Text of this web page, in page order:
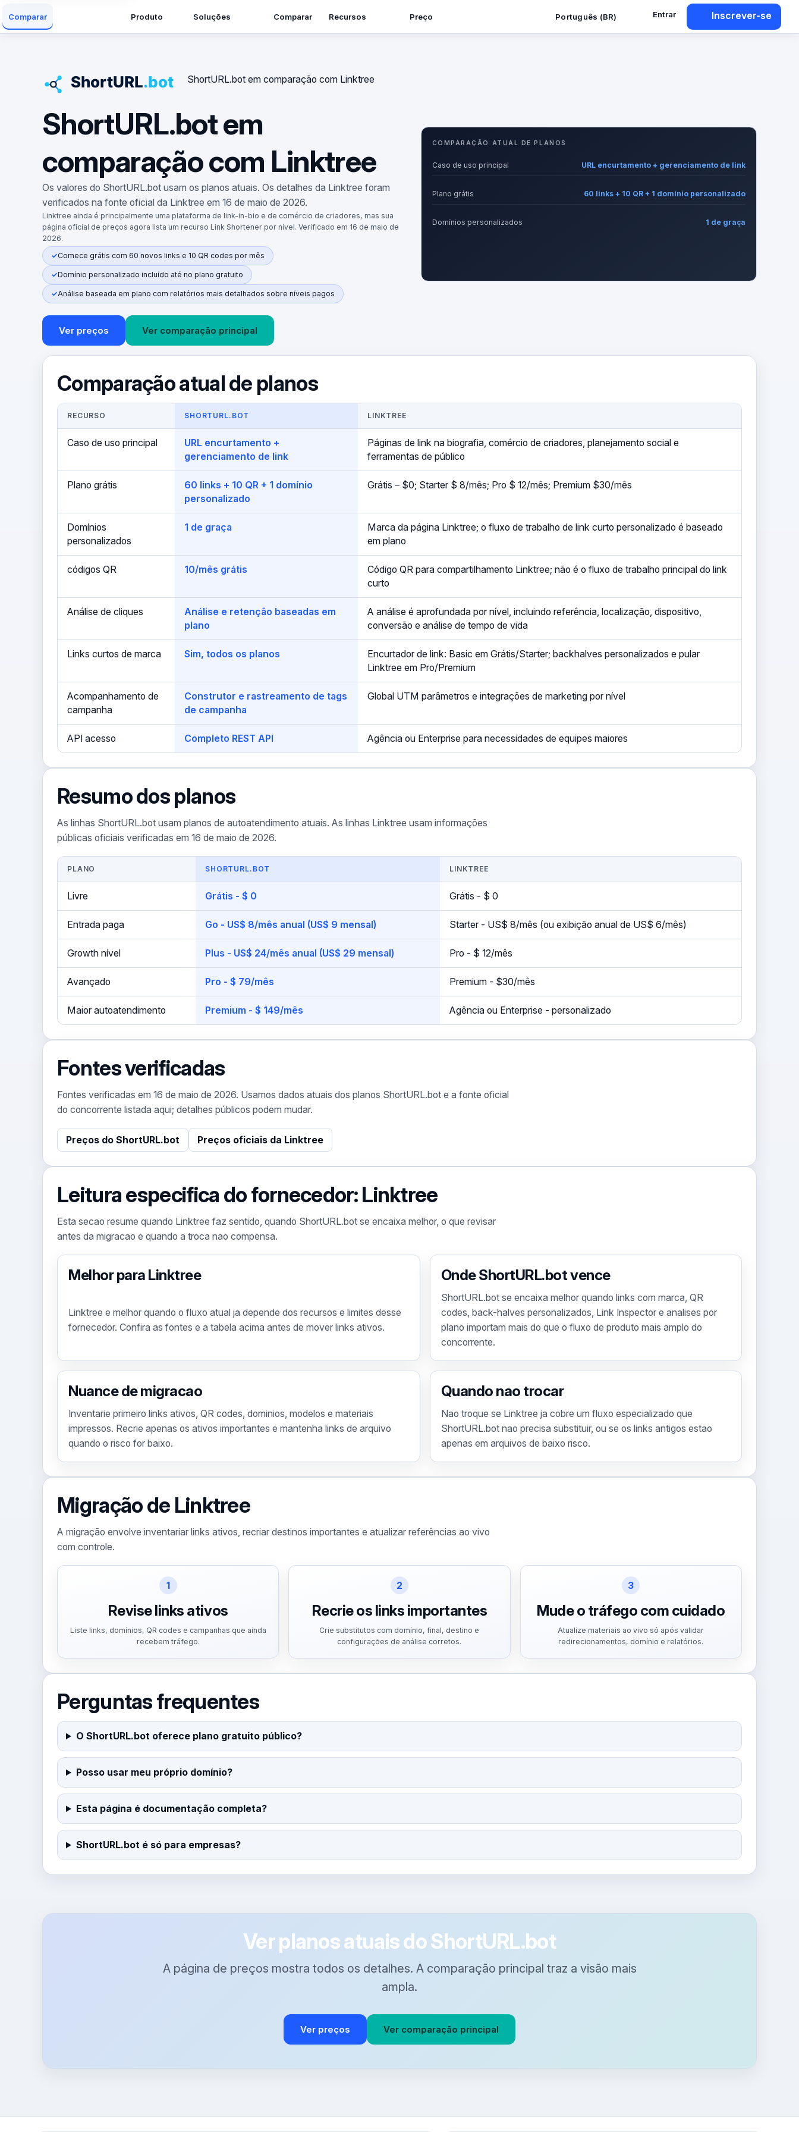
Comparar Produto Soluções Comparar Recursos Preço Português (BR) Entrar Inscrever-se
ShortURL.bot em comparação com Linktree
ShortURL.bot em
comparação com Linktree
Os valores do ShortURL.bot usam os planos atuais. Os detalhes da Linktree foram
verificados na fonte oficial da Linktree em 16 de maio de 2026.
Linktree ainda é principalmente uma plataforma de link-in-bio e de comércio de criadores, mas sua
página oficial de preços agora lista um recurso Link Shortener por nível. Verificado em 16 de maio de
2026.
Comece grátis com 60 novos links e 10 QR codes por mês
Domínio personalizado incluído até no plano gratuito
Análise baseada em plano com relatórios mais detalhados sobre níveis pagos
Ver preços Ver comparação principal
COMPARAÇÃO ATUAL DE PLANOS
Caso de uso principal URL encurtamento + gerenciamento de link
Plano grátis 60 links + 10 QR + 1 domínio personalizado
Domínios personalizados 1 de graça
Comparação atual de planos
RECURSO SHORTURL.BOT LINKTREE
Caso de uso principal
URL encurtamento +
gerenciamento de link
Páginas de link na biografia, comércio de criadores, planejamento social e
ferramentas de público
Plano grátis
60 links + 10 QR + 1 domínio
personalizado
Grátis – $0; Starter $ 8/mês; Pro $ 12/mês; Premium $30/mês
Domínios
personalizados
1 de graça
Marca da página Linktree; o fluxo de trabalho de link curto personalizado é baseado
em plano
códigos QR 10/mês grátis
Código QR para compartilhamento Linktree; não é o fluxo de trabalho principal do link
curto
Análise de cliques
Análise e retenção baseadas em
plano
A análise é aprofundada por nível, incluindo referência, localização, dispositivo,
conversão e análise de tempo de vida
Links curtos de marca Sim, todos os planos
Encurtador de link: Basic em Grátis/Starter; backhalves personalizados e pular
Linktree em Pro/Premium
Acompanhamento de
campanha
Construtor e rastreamento de tags
de campanha
Global UTM parâmetros e integrações de marketing por nível
API acesso Completo REST API Agência ou Enterprise para necessidades de equipes maiores
Resumo dos planos
As linhas ShortURL.bot usam planos de autoatendimento atuais. As linhas Linktree usam informações
públicas oficiais verificadas em 16 de maio de 2026.
PLANO SHORTURL.BOT LINKTREE
Livre Grátis - $ 0 Grátis - $ 0
Entrada paga Go - US$ 8/mês anual (US$ 9 mensal) Starter - US$ 8/mês (ou exibição anual de US$ 6/mês)
Growth nível Plus - US$ 24/mês anual (US$ 29 mensal) Pro - $ 12/mês
Avançado Pro - $ 79/mês Premium - $30/mês
Maior autoatendimento Premium - $ 149/mês Agência ou Enterprise - personalizado
Fontes verificadas
Fontes verificadas em 16 de maio de 2026. Usamos dados atuais dos planos ShortURL.bot e a fonte oficial
do concorrente listada aqui; detalhes públicos podem mudar.
Preços do ShortURL.bot Preços oficiais da Linktree
Leitura especifica do fornecedor: Linktree
Esta secao resume quando Linktree faz sentido, quando ShortURL.bot se encaixa melhor, o que revisar
antes da migracao e quando a troca nao compensa.
Melhor para Linktree
Linktree e melhor quando o fluxo atual ja depende dos recursos e limites desse
fornecedor. Confira as fontes e a tabela acima antes de mover links ativos.
Onde ShortURL.bot vence
ShortURL.bot se encaixa melhor quando links com marca, QR
codes, back-halves personalizados, Link Inspector e analises por
plano importam mais do que o fluxo de produto mais amplo do
concorrente.
Nuance de migracao
Inventarie primeiro links ativos, QR codes, dominios, modelos e materiais
impressos. Recrie apenas os ativos importantes e mantenha links de arquivo
quando o risco for baixo.
Quando nao trocar
Nao troque se Linktree ja cobre um fluxo especializado que
ShortURL.bot nao precisa substituir, ou se os links antigos estao
apenas em arquivos de baixo risco.
Migração de Linktree
A migração envolve inventariar links ativos, recriar destinos importantes e atualizar referências ao vivo
com controle.
1
Revise links ativos
Liste links, domínios, QR codes e campanhas que ainda
recebem tráfego.
2
Recrie os links importantes
Crie substitutos com domínio, final, destino e
configurações de análise corretos.
3
Mude o tráfego com cuidado
Atualize materiais ao vivo só após validar
redirecionamentos, domínio e relatórios.
Perguntas frequentes
O ShortURL.bot oferece plano gratuito público?
Posso usar meu próprio domínio?
Esta página é documentação completa?
ShortURL.bot é só para empresas?
Ver planos atuais do ShortURL.bot
A página de preços mostra todos os detalhes. A comparação principal traz a visão mais
ampla.
Ver preços Ver comparação principal